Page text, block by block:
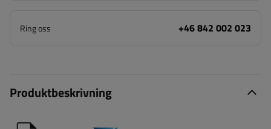
Ring oss +46 842 002 023
Produktbeskrivning